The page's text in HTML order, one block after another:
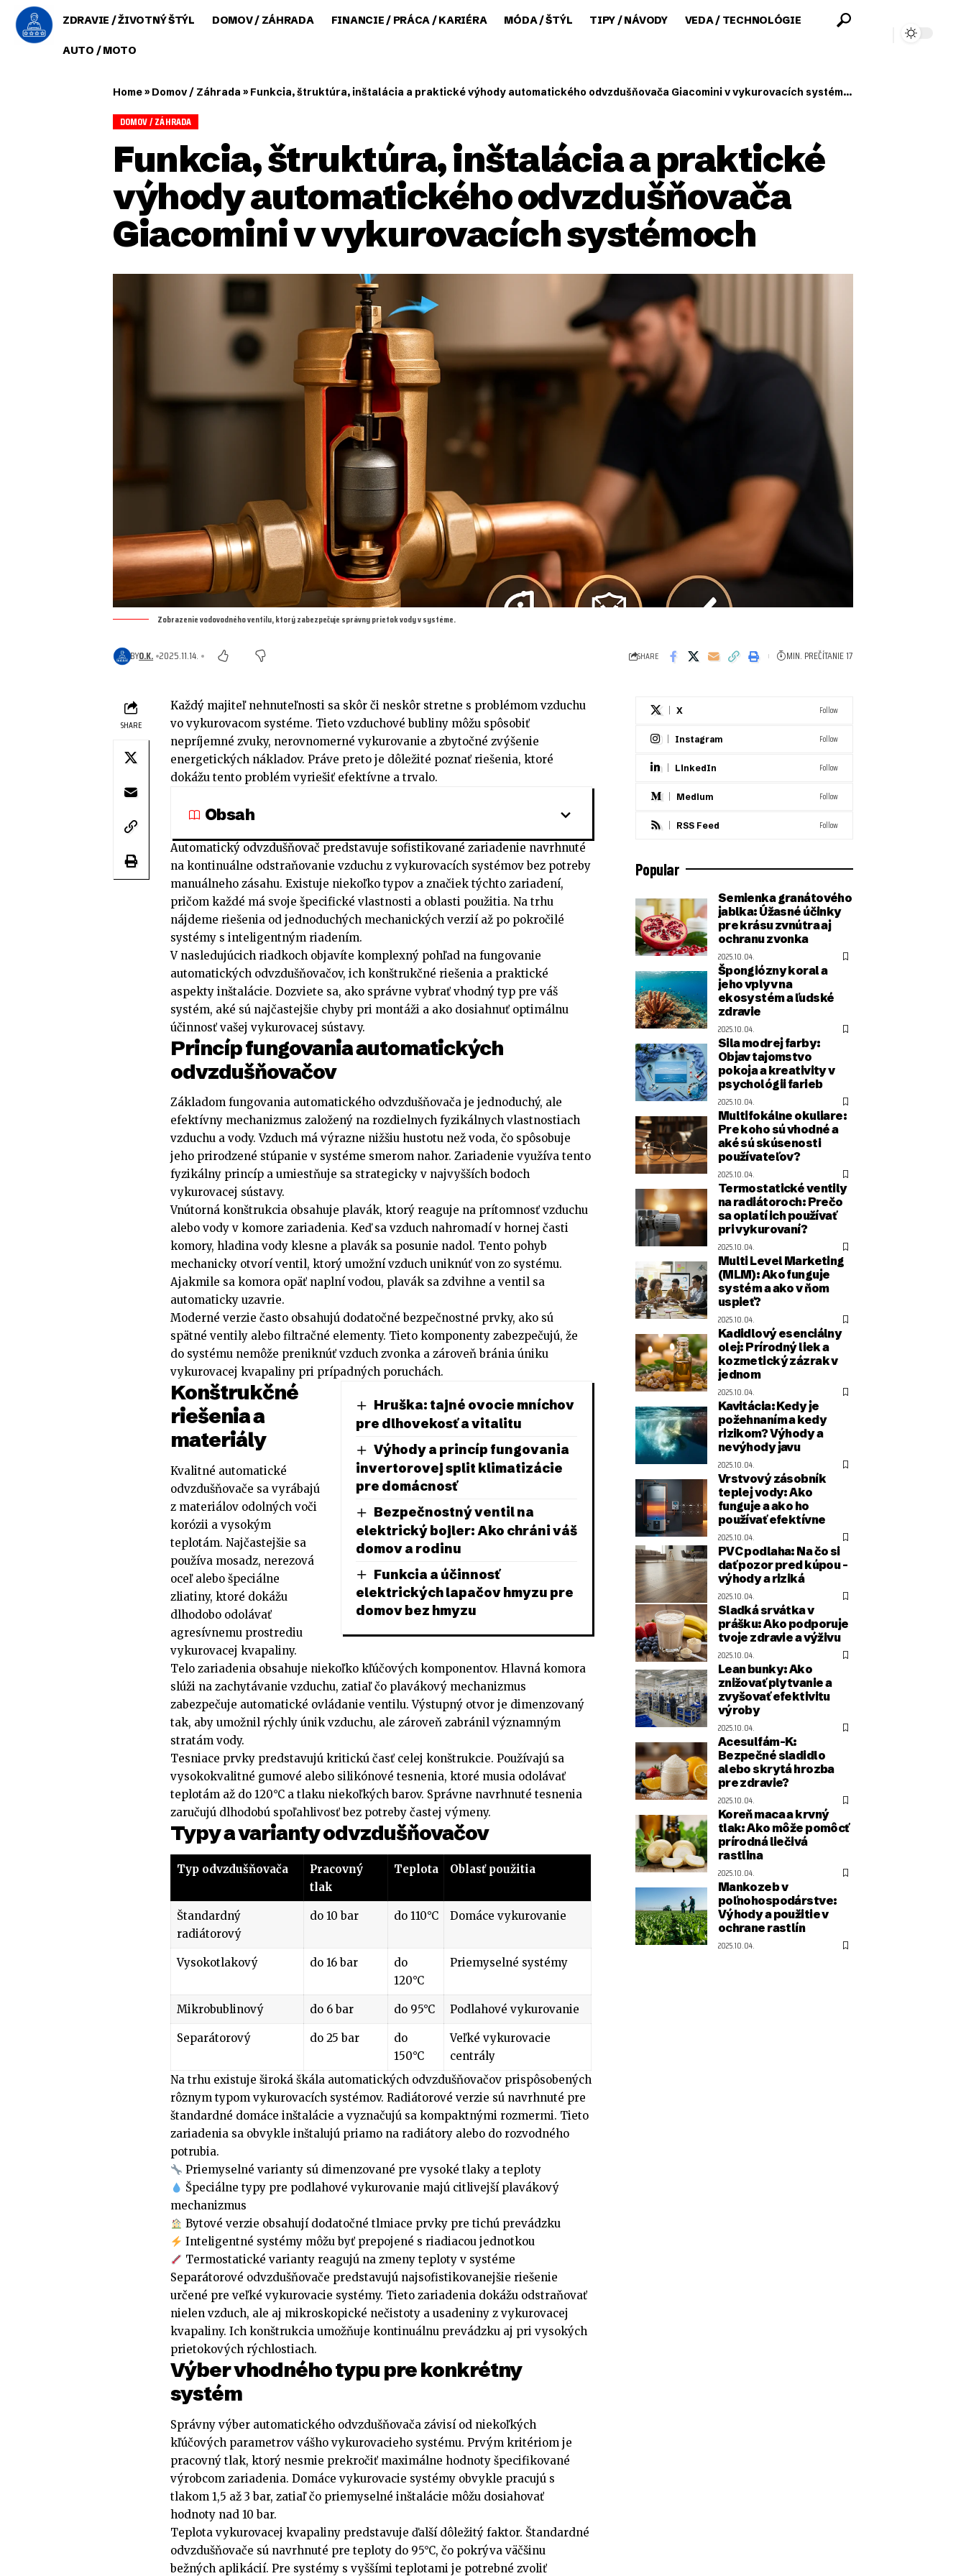
ZDRAVIE / ŽIVOTNÝ ŠTÝL DOMOV / ZÁHRADA FINANCIE / PRÁCA / KARIÉRA MÓDA / ŠTÝL TIPY / NÁVODY VEDA / TECHNOLÓGIE
AUTO / MOTO
Home» Domov / Záhrada » Funkcia, štruktúra, inštalácia a praktické výhody automatického odvzdušňovača Giacomini v vykurovacích systémoch
DOMOV / ZÁHRADA
Funkcia, štruktúra, inštalácia a praktické
výhody automatického odvzdušňovača
Giacomini v vykurovacích systémoch
Zobrazenie vodovodného ventilu, ktorý zabezpečuje správny prietok vody v systéme.
BYO.K. 2025.11.14. SHARE MIN. PREČÍTANIE 17
SHARE
Každý majiteľ nehnuteľnosti sa skôr či neskôr stretne s problémom vzduchu
vo vykurovacom systéme. Tieto vzduchové bubliny môžu spôsobiť
nepríjemné zvuky, nerovnomerné vykurovanie a zbytočné zvýšenie
energetických nákladov. Práve preto je dôležité poznať riešenia, ktoré
dokážu tento problém vyriešiť efektívne a trvalo.
Obsah
Automatický odvzdušňovač predstavuje sofistikované zariadenie navrhnuté
na kontinuálne odstraňovanie vzduchu z vykurovacích systémov bez potreby
manuálneho zásahu. Existuje niekoľko typov a značiek týchto zariadení,
pričom každé má svoje špecifické vlastnosti a oblasti použitia. Na trhu
nájdeme riešenia od jednoduchých mechanických verzií až po pokročilé
systémy s inteligentným riadením.
V nasledujúcich riadkoch objavíte komplexný pohľad na fungovanie
automatických odvzdušňovačov, ich konštrukčné riešenia a praktické
aspekty inštalácie. Dozviete sa, ako správne vybrať vhodný typ pre váš
systém, aké sú najčastejšie chyby pri montáži a ako dosiahnuť optimálnu
účinnosť vašej vykurovacej sústavy.
Princíp fungovania automatických
odvzdušňovačov
Základom fungovania automatického odvzdušňovača je jednoduchý, ale
efektívny mechanizmus založený na rozdielnych fyzikálnych vlastnostiach
vzduchu a vody. Vzduch má výrazne nižšiu hustotu než voda, čo spôsobuje
jeho prirodzené stúpanie v systéme smerom nahor. Zariadenie využíva tento
fyzikálny princíp a umiestňuje sa strategicky v najvyšších bodoch
vykurovacej sústavy.
Vnútorná konštrukcia obsahuje plavák, ktorý reaguje na prítomnosť vzduchu
alebo vody v komore zariadenia. Keď sa vzduch nahromadí v hornej časti
komory, hladina vody klesne a plavák sa posunie nadol. Tento pohyb
mechanicky otvorí ventil, ktorý umožní vzduch uniknúť von zo systému.
Ajakmile sa komora opäť naplní vodou, plavák sa zdvihne a ventil sa
automaticky uzavrie.
Moderné verzie často obsahujú dodatočné bezpečnostné prvky, ako sú
spätné ventily alebo filtračné elementy. Tieto komponenty zabezpečujú, že
do systému nemôže preniknúť vzduch zvonka a zároveň bránia úniku
vykurovacej kvapaliny pri prípadných poruchách.
Hruška: tajné ovocie mníchov
pre dlhovekosť a vitalitu
Výhody a princíp fungovania
invertorovej split klimatizácie
pre domácnosť
Bezpečnostný ventil na
elektrický bojler: Ako chráni váš
domov a rodinu
Funkcia a účinnosť
elektrických lapačov hmyzu pre
domov bez hmyzu
Konštrukčné
riešenia a
materiály
Kvalitné automatické
odvzdušňovače sa vyrábajú
z materiálov odolných voči
korózii a vysokým
teplotám. Najčastejšie sa
používa mosadz, nerezová
oceľ alebo špeciálne
zliatiny, ktoré dokážu
dlhodobo odolávať
agresívnemu prostrediu
vykurovacej kvapaliny.
Telo zariadenia obsahuje niekoľko kľúčových komponentov. Hlavná komora
slúži na zachytávanie vzduchu, zatiaľ čo plavákový mechanizmus
zabezpečuje automatické ovládanie ventilu. Výstupný otvor je dimenzovaný
tak, aby umožnil rýchly únik vzduchu, ale zároveň zabránil významným
stratám vody.
Tesniace prvky predstavujú kritickú časť celej konštrukcie. Používajú sa
vysokokvalitné gumové alebo silikónové tesnenia, ktoré musia odolávať
teplotám až do 120°C a tlaku niekoľkých barov. Správne navrhnuté tesnenia
zaručujú dlhodobú spoľahlivosť bez potreby častej výmeny.
Typy a varianty odvzdušňovačov
Typ odvzdušňovača
Pracovný
tlak
Teplota Oblasť použitia
Štandardný
radiátorový
do 10 bar do 110°C Domáce vykurovanie
Vysokotlakový do 16 bar
do
120°C
Priemyselné systémy
Mikrobublinový do 6 bar do 95°C Podlahové vykurovanie
Separátorový do 25 bar
do
150°C
Veľké vykurovacie
centrály
Na trhu existuje široká škála automatických odvzdušňovačov prispôsobených
rôznym typom vykurovacích systémov. Radiátorové verzie sú navrhnuté pre
štandardné domáce inštalácie a vyznačujú sa kompaktnými rozmermi. Tieto
zariadenia sa obvykle inštalujú priamo na radiátory alebo do rozvodného
potrubia.
Priemyselné varianty sú dimenzované pre vysoké tlaky a teploty
Špeciálne typy pre podlahové vykurovanie majú citlivejší plavákový
mechanizmus
Bytové verzie obsahují dodatočné tlmiace prvky pre tichú prevádzku
Inteligentné systémy môžu byť prepojené s riadiacou jednotkou
Termostatické varianty reagujú na zmeny teploty v systéme
Separátorové odvzdušňovače predstavujú najsofistikovanejšie riešenie
určené pre veľké vykurovacie systémy. Tieto zariadenia dokážu odstraňovať
nielen vzduch, ale aj mikroskopické nečistoty a usadeniny z vykurovacej
kvapaliny. Ich konštrukcia umožňuje kontinuálnu prevádzku aj pri vysokých
prietokových rýchlostiach.
Výber vhodného typu pre konkrétny
systém
Správny výber automatického odvzdušňovača závisí od niekoľkých
kľúčových parametrov vášho vykurovacieho systému. Prvým kritériom je
pracovný tlak, ktorý nesmie prekročiť maximálne hodnoty špecifikované
výrobcom zariadenia. Domáce vykurovacie systémy obvykle pracujú s
tlakom 1,5 až 3 bar, zatiaľ čo priemyselné inštalácie môžu dosiahovať
hodnoty nad 10 bar.
Teplota vykurovacej kvapaliny predstavuje ďalší dôležitý faktor. Štandardné
odvzdušňovače sú navrhnuté pre teploty do 95°C, čo pokrýva väčšinu
bežných aplikácií. Pre systémy s vyššími teplotami je potrebné zvoliť
X Follow
Instagram Follow
LinkedIn Follow
Medium Follow
RSS Feed Follow
Popular
Semienka granátového
jablka: Úžasné účinky
pre krásu zvnútra aj
ochranu zvonka
2025.10.04.
Špongiózny koral a
jeho vplyv na
ekosystém a ľudské
zdravie
2025.10.04.
Sila modrej farby:
Objav tajomstvo
pokoja a kreativity v
psychológii farieb
2025.10.04.
Multifokálne okuliare:
Pre koho sú vhodné a
aké sú skúsenosti
používateľov?
2025.10.04.
Termostatické ventily
na radiátoroch: Prečo
sa oplatí ich používať
pri vykurovaní?
2025.10.04.
Multi Level Marketing
(MLM): Ako funguje
systém a ako v ňom
uspieť?
2025.10.04.
Kadidlový esenciálny
olej: Prírodný liek a
kozmetický zázrak v
jednom
2025.10.04.
Kavitácia: Kedy je
požehnaním a kedy
rizikom? Výhody a
nevýhody javu
2025.10.04.
Vrstvový zásobník
teplej vody: Ako
funguje a ako ho
používať efektívne
2025.10.04.
PVC podlaha: Na čo si
dať pozor pred kúpou –
výhody a riziká
2025.10.04.
Sladká srvátka v
prášku: Ako podporuje
tvoje zdravie a výživu
2025.10.04.
Lean bunky: Ako
znižovať plytvanie a
zvyšovať efektivitu
výroby
2025.10.04.
Acesulfám-K:
Bezpečné sladidlo
alebo skrytá hrozba
pre zdravie?
2025.10.04.
Koreň maca a krvný
tlak: Ako môže pomôcť
prírodná liečivá
rastlina
2025.10.04.
Mankozeb v
poľnohospodárstve:
Výhody a použitie v
ochrane rastlín
2025.10.04.